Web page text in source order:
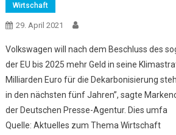
Wirtschaft
29. April 2021
Volkswagen will nach dem Beschluss des
der EU bis 2025 mehr Geld in seine
Milliarden Euro für die Dekarbonisierung
in den nächsten fünf Jahren”, sagte
der Deutschen Presse-Agentur. Dies umfa
Quelle: Aktuelles zum Thema Wirtschaft